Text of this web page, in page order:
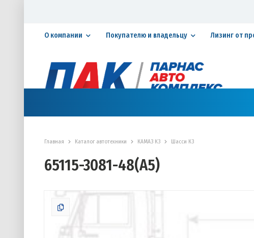
О компании Покупателю и владельцу Лизинг от
Главная Каталог автотехники КАМАЗ К3 Шасси К3
65115-3081-48(A5)